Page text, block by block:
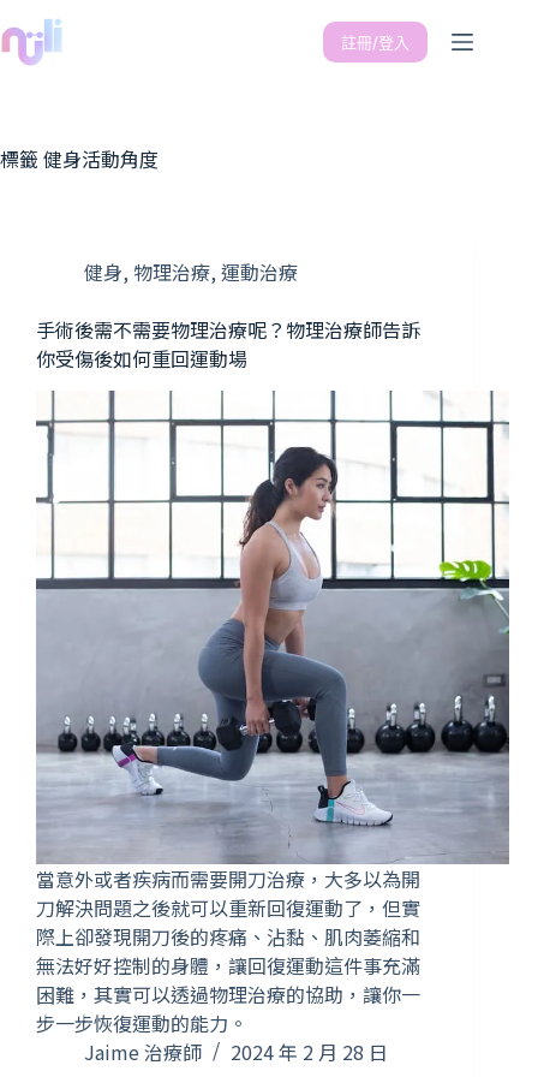
註冊/登入
標籤 健身活動角度
健身, 物理治療, 運動治療
手術後需不需要物理治療呢？物理治療師告訴
你受傷後如何重回運動場
當意外或者疾病而需要開刀治療，大多以為開
刀解決問題之後就可以重新回復運動了，但實
際上卻發現開刀後的疼痛、沾黏、肌肉萎縮和
無法好好控制的身體，讓回復運動這件事充滿
困難，其實可以透過物理治療的協助，讓你一
步一步恢復運動的能力。
Jaime 治療師
2024 年 2 月 28 日